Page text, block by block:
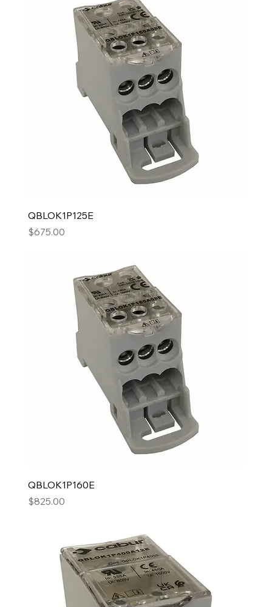
QBLOK1P125E
Precio
$675.00
QBLOK1P160E
Precio
$825.00